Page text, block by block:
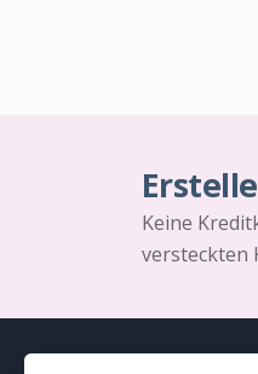
Keine
versteckten